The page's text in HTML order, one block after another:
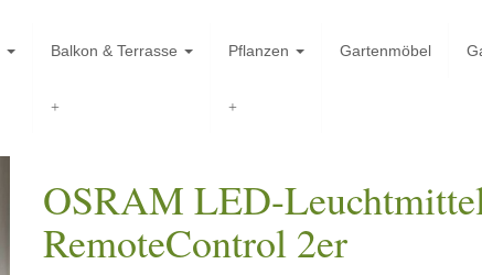
Balkon & Terrasse Pflanzen Gartenmöbel
OSRAM LED-
RemoteControl 2er